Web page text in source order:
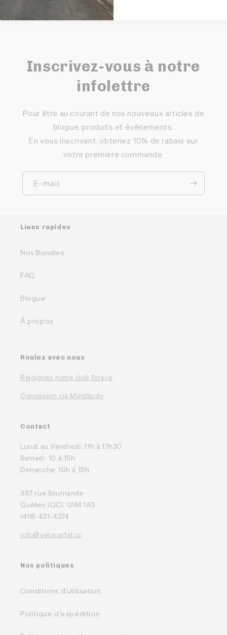
Inscrivez-vous à notre
infolettre
Pour être au courant de nos nouveaux articles de
blogue, produits et événements.
En vous inscrivant, obtenez 10% de rabais sur
votre première commande.
E-mail
Liens rapides
Nos Bundles
FAQ
Blogue
À propos
Roulez avec nous
Rejoignez notre club Strava
Connexion via Mindbody
Contact
Lundi au Vendredi: 11h à 17h30
Samedi: 10 à 15h
Dimanche: 10h à 15h
367 rue Soumande
Québec (QC), G1M 1A5
(418) 431-4274
info@velocartel.cc
Nos politiques
Conditions d'utilisation
Politique d'expédition